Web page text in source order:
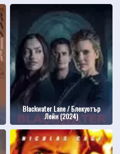
Blackwater Lane / Блекуотър
Лейн (2024)